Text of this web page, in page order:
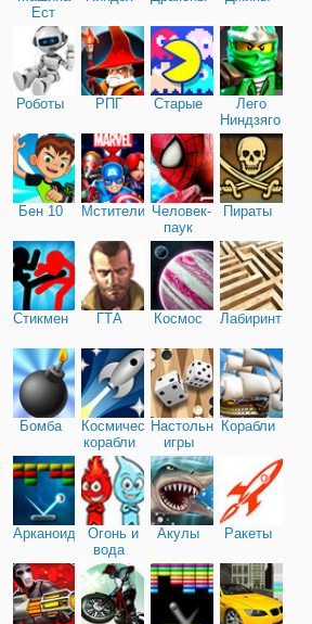
Ест
Машину
Роботы РПГ Старые
Лего
Ниндзяго
Бен 10 Мстители Человек-
паук
Пираты
Стикмен ГТА Космос Лабиринты
Бомба
Космические
корабли
Настольные
игры
Корабли
Арканоид
Огонь и
вода
Акулы Ракеты